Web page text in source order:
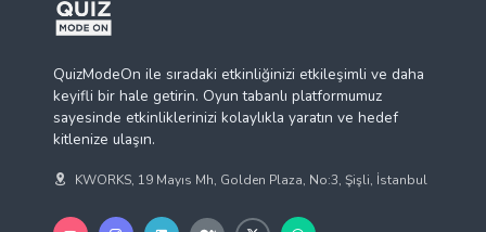
QuizModeOn ile sıradaki etkinliğinizi etkileşimli ve daha
keyifli bir hale getirin. Oyun tabanlı platformumuz
sayesinde etkinliklerinizi kolaylıkla yaratın ve hedef
kitlenize ulaşın.
KWORKS, 19 Mayıs Mh, Golden Plaza, No:3, Şişli, İstanbul